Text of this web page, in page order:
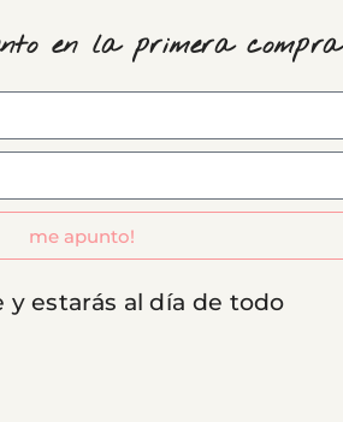
en la primera compra
me apunto!
y estarás al día de todo